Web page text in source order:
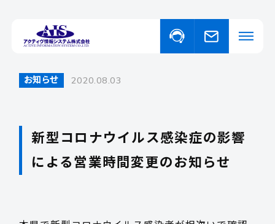
私たちについて
事業・サービスについて
事業・サービスについて一覧
福祉向けソフトウェア
取り扱い商品
ニュース
お知らせ 2020.08.03
新型コロナウイルス感染症の影響
による営業時間変更のお知らせ